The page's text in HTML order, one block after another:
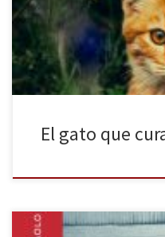
afirmativa, pues Alfie es un
de nuestra historia, un […]
El gato que